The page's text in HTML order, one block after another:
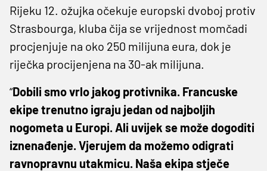
Rijeku 12. ožujka očekuje europski dvoboj protiv
Strasbourga, kluba čija se vrijednost momčadi
procjenjuje na oko 250 milijuna eura, dok je
riječka procijenjena na 30-ak milijuna.
“Dobili smo vrlo jakog protivnika. Francuske
ekipe trenutno igraju jedan od najboljih
nogometa u Europi. Ali uvijek se može dogoditi
iznenađenje. Vjerujem da možemo odigrati
ravnopravnu utakmicu. Naša ekipa stječe